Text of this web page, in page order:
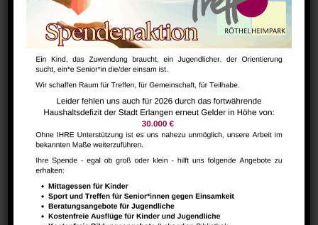
DETAILS
Datum:
Februar 26, 2025
Serien:
Tanz mit bleib fit! für Senioren ab „60+“
VERANSTALTUNGSORT